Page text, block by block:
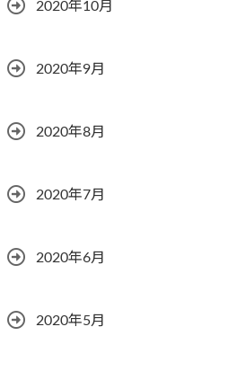
2020年10月
2020年9月
2020年8月
2020年7月
2020年6月
2020年5月